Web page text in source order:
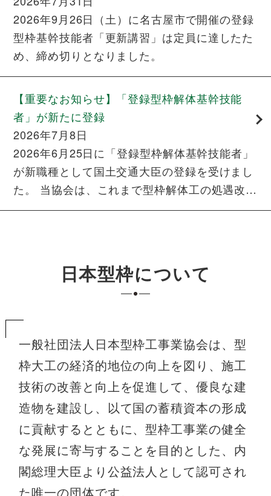
2026年9月26日（土）に名古屋市で開催の登録
型枠基幹技能者「更新講習」は定員に達したた
め、締め切りとなりました。
【重要なお知らせ】「登録型枠解体基幹技能
者」が新たに登録
2026年7月8日
2026年6月25日に「登録型枠解体基幹技能者」
が新職種として国土交通大臣の登録を受けまし
た。 当協会は、これまで型枠解体工の処遇改善
につなげる足がかりになるように、型枠の解体
日本型枠について
一般社団法人日本型枠工事業協会は、型
枠大工の経済的地位の向上を図り、施工
技術の改善と向上を促進して、優良な建
造物を建設し、以て国の蓄積資本の形成
に貢献するとともに、型枠工事業の健全
な発展に寄与することを目的とした、内
閣総理大臣より公益法人として認可され
た唯一の団体です。